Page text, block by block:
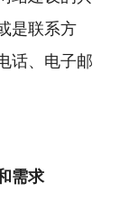
是联系方
话、电子邮
需求